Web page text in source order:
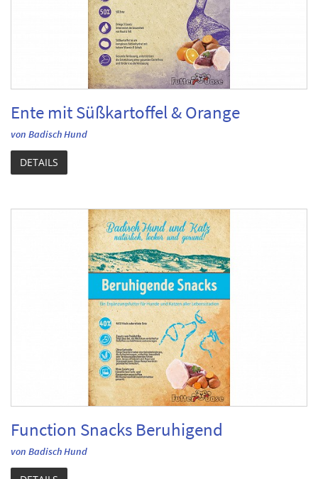
Ente mit Süßkartoffel & Orange
von Badisch Hund
DETAILS
Function Snacks Beruhigend
von Badisch Hund